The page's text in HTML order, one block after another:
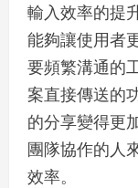
輸入效率的提
能夠讓使用者
要頻繁溝通的
案直接傳送的
的分享變得更
團隊協作的人
效率。